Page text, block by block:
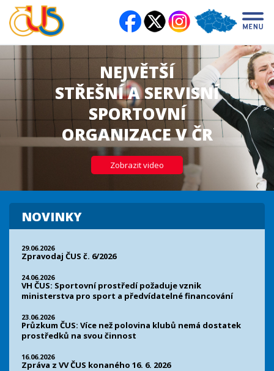
NEJVĚTŠÍ
STŘEŠNÍ A SERVISNÍ
SPORTOVNÍ
ORGANIZACE V ČR
Zobrazit video
NOVINKY
29.06.2026
Zpravodaj ČUS č. 6/2026
24.06.2026
VH ČUS: Sportovní prostředí požaduje vznik
ministerstva pro sport a předvídatelné financování
23.06.2026
Průzkum ČUS: Více než polovina klubů nemá dostatek
prostředků na svou činnost
16.06.2026
Zpráva z VV ČUS konaného 16. 6. 2026